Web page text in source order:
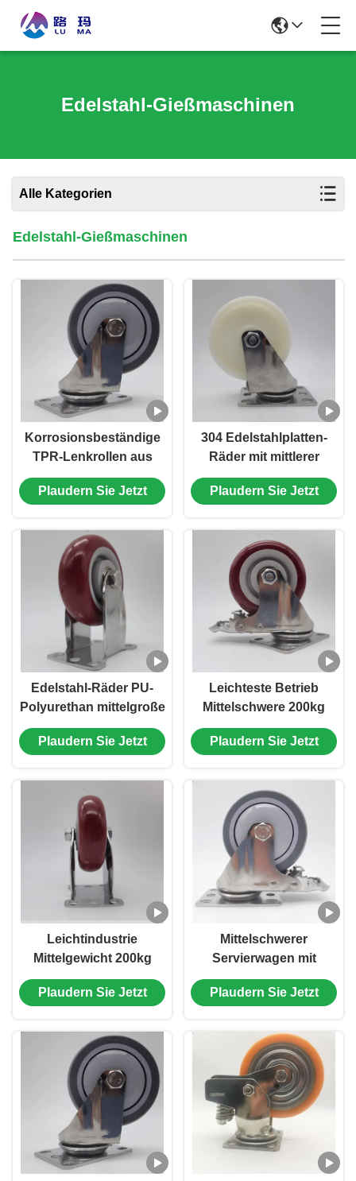
Edelstahl-Gießmaschinen
Alle Kategorien
Edelstahl-Gießmaschinen
Korrosionsbeständige
TPR-Lenkrollen aus
Edelstahl, 4 Zoll, für
Trolleys, mittlere
medizinische Geräte
und Laborkarren
Plaudern Sie Jetzt
304 Edelstahlplatten-
Räder mit mittlerer
Belastung Kugelräder
Räder Einzel 3"
Drehräder aus Nylon für
Trolleys
Plaudern Sie Jetzt
Edelstahl-Räder PU-
Polyurethan mittelgroße
Einzeldruck-Räder für
Bäckereien
Plaudern Sie Jetzt
Leichteste Betrieb
Mittelschwere 200kg
Ladungen Edelstahl-
Räder PU Polyurethan
Kugelräder für Möbel
Betten
Plaudern Sie Jetzt
Leichtindustrie
Mittelgewicht 200kg
Ladungen Edelstahl-
Räder PU Polyurethan
für Krankenhausbetten
Plaudern Sie Jetzt
Mittelschwerer
Servierwagen mit
Lenkrollen,
Edelstahlrollen, 5-Zoll-
Lebensmittel- und
Getränkeverarbeitung
Plaudern Sie Jetzt